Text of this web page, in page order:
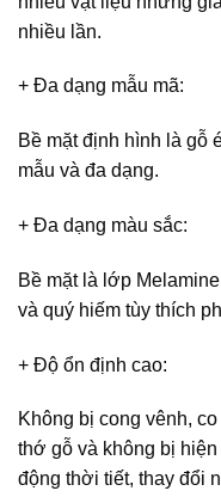
nhiều lần.
+ Đa dạng mẫu mã:
Bề mặt định hình là gỗ
mẫu và đa dạng.
+ Đa dạng màu sắc:
Bề mặt là lớp
và quý hiếm tùy thích
+ Độ ổn định cao:
Không bị cong vênh,
thớ gỗ và không bị
động thời tiết, thay đổi